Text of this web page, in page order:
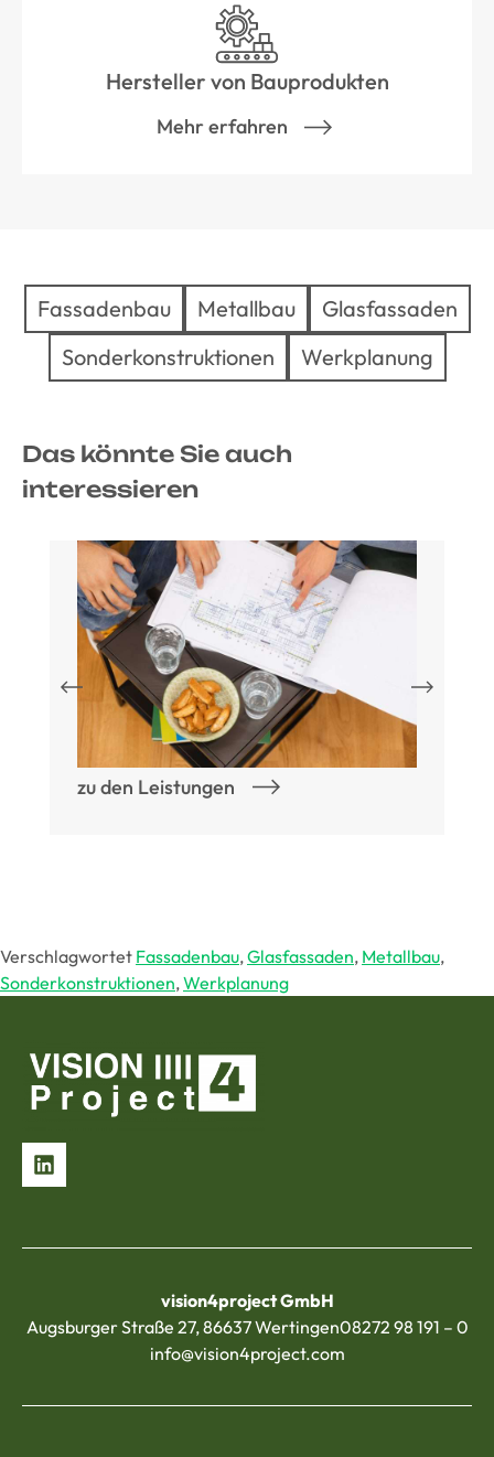
Hersteller von Bauprodukten
Mehr erfahren
Fassadenbau Metallbau
Glasfassaden
Sonderkonstruktionen
Werkplanung
Das könnte Sie auch
interessieren
zu den Leistungen
Verschlagwortet Fassadenbau,Glasfassaden, Metallbau,
Sonderkonstruktionen,Werkplanung
vision4project GmbH
Augsburger Straße 27, 86637 Wertingen08272 98 191 – 0
info@vision4project.com